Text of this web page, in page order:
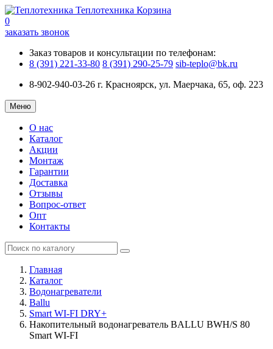
Теплотехника Корзина
0
заказать звонок
Заказ товаров и консультации по телефонам:
8 (391) 221-33-80 8 (391) 290-25-79 sib-teplo@bk.ru
8-902-940-03-26 г. Красноярск, ул. Маерчака, 65, оф. 223
Меню
О нас
Каталог
Акции
Монтаж
Гарантии
Доставка
Отзывы
Вопрос-ответ
Опт
Контакты
Главная
Каталог
Водонагреватели
Ballu
Smart WI-FI DRY+
Накопительный водонагреватель BALLU BWH/S 80
Smart WI-FI